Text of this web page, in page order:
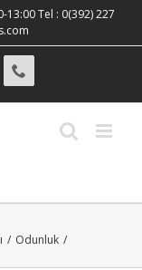
13:00 Tel : 0(392) 227
/ Odunluk /